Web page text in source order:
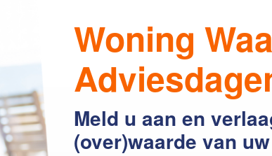
Onze expertises
Uw huis verhuren
Woning
Meld u aan en
(over)waarde van